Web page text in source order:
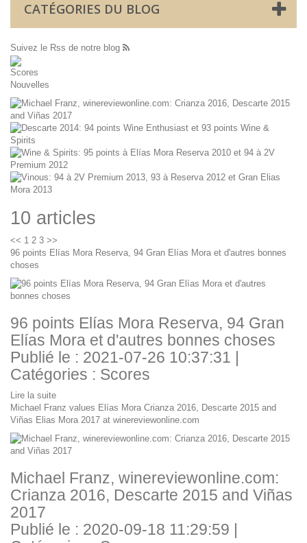
CATÉGORIES DU BLOG
Suivez le Rss de notre blog
Scores
Nouvelles
10 articles
<< 1 2 3 >>
96 points Elías Mora Reserva, 94 Gran Elías Mora et d'autres bonnes
choses
96 points Elías Mora Reserva, 94 Gran
Elías Mora et d'autres bonnes choses
Publié le : 2021-07-26 10:37:31 |
Catégories : Scores
Lire la suite
Michael Franz values Elías Mora Crianza 2016, Descarte 2015 and
Viñas Elias Mora 2017 at winereviewonline.com
Michael Franz, winereviewonline.com:
Crianza 2016, Descarte 2015 and Viñas
2017
Publié le : 2020-09-18 11:29:59 |